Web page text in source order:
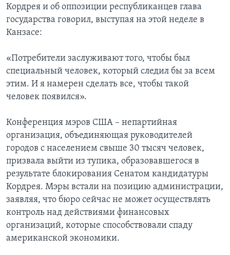
Кордрея и об оппозиции республиканцев глава
государства говорил, выступая на этой неделе в
Канзасе:
«Потребители заслуживают того, чтобы был
специальный человек, который следил бы за всем
этим. И я намерен сделать все, чтобы такой
человек появился».
Конференция мэров США – непартийная
организация, объединяющая руководителей
городов с населением свыше 30 тысяч человек,
призвала выйти из тупика, образовавшегося в
результате блокирования Сенатом кандидатуры
Кордрея. Мэры встали на позицию администрации,
заявляя, что бюро сейчас не может осуществлять
контроль над действиями финансовых
организаций, которые способствовали спаду
американской экономики.